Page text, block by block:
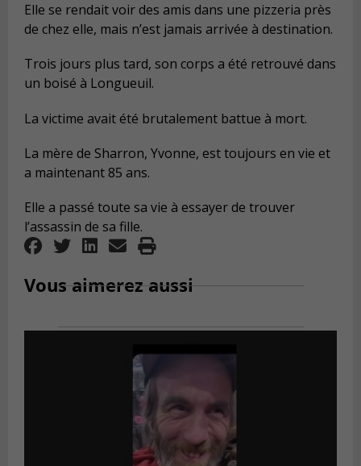
Elle se rendait voir des amis dans une pizzeria près
de chez elle, mais n’est jamais arrivée à destination.
Trois jours plus tard, son corps a été retrouvé dans
un boisé à Longueuil.
La victime avait été brutalement battue à mort.
La mère de Sharron, Yvonne, est toujours en vie et
a maintenant 85 ans.
Elle a passé toute sa vie à essayer de trouver
l’assassin de sa fille.
Vous aimerez aussi